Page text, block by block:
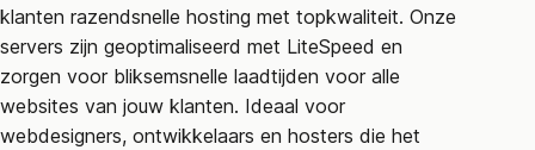
klanten razendsnelle hosting met topkwaliteit. Onze
servers zijn geoptimaliseerd met LiteSpeed en
zorgen voor bliksemsnelle laadtijden voor alle
websites van jouw klanten. Ideaal voor
webdesigners, ontwikkelaars en hosters die het